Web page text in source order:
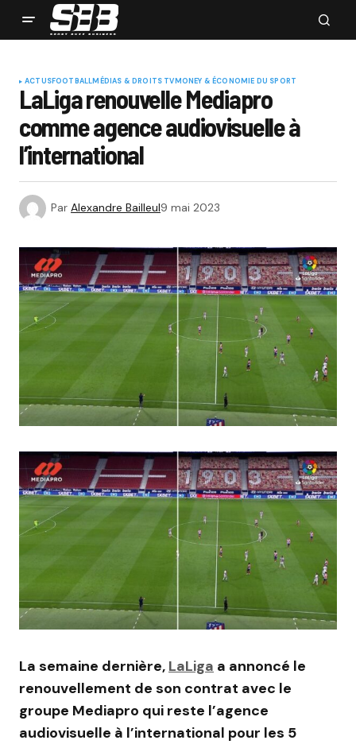
ACTUSFOOTBALLMÉDIAS & DROITS TVMONEY & ÉCONOMIE DU SPORT
LaLiga renouvelle Mediapro
comme agence audiovisuelle à
l’international
Par Alexandre Bailleul9 mai 2023
La semaine dernière, LaLiga a annoncé le
renouvellement de son contrat avec le
groupe Mediapro qui reste l’agence
audiovisuelle à l’international pour les 5